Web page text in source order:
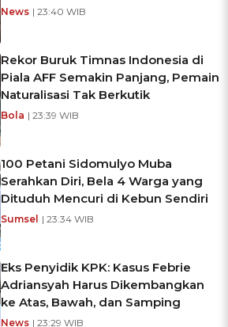
News | 23:40 WIB
Rekor Buruk Timnas Indonesia di
Piala AFF Semakin Panjang, Pemain
Naturalisasi Tak Berkutik
Bola | 23:39 WIB
100 Petani Sidomulyo Muba
Serahkan Diri, Bela 4 Warga yang
Dituduh Mencuri di Kebun Sendiri
Sumsel | 23:34 WIB
Eks Penyidik KPK: Kasus Febrie
Adriansyah Harus Dikembangkan
ke Atas, Bawah, dan Samping
News | 23:29 WIB